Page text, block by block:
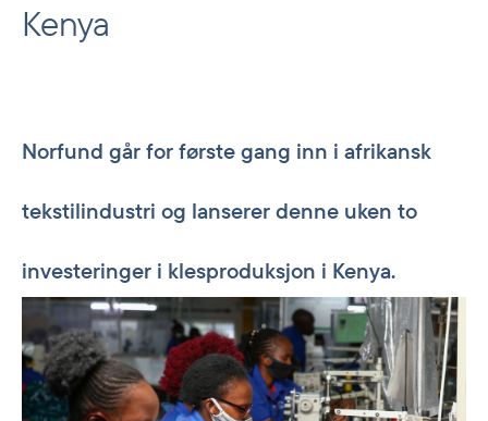
Kenya
Norfund går for første gang inn i afrikansk
tekstilindustri og lanserer denne uken to
investeringer i klesproduksjon i Kenya.